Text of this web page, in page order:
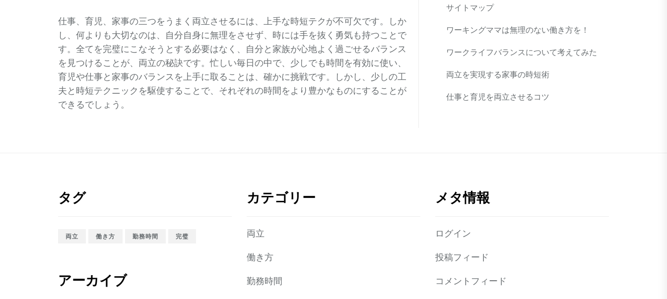
仕事、育児、家事の三つをうまく両立させるには、上手な時短テクが不可欠です。しか
し、何よりも大切なのは、自分自身に無理をさせず、時には手を抜く勇気も持つことで
す。全てを完璧にこなそうとする必要はなく、自分と家族が心地よく過ごせるバランス
を見つけることが、両立の秘訣です。忙しい毎日の中で、少しでも時間を有効に使い、
育児や仕事と家事のバランスを上手に取ることは、確かに挑戦です。しかし、少しの工
夫と時短テクニックを駆使することで、それぞれの時間をより豊かなものにすることが
できるでしょう。
サイトマップ
ワーキングママは無理のない働き方を！
ワークライフバランスについて考えてみた
両立を実現する家事の時短術
仕事と育児を両立させるコツ
タグ
両立 働き方 勤務時間 完璧
アーカイブ
カテゴリー
両立
働き方
勤務時間
メタ情報
ログイン
投稿フィード
コメントフィード